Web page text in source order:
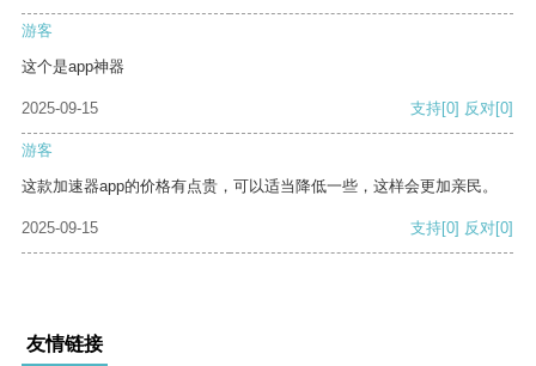
游客
这个是app神器
2025-09-15 支持[0] 反对[0]
游客
这款加速器app的价格有点贵，可以适当降低一些，这样会更加亲民。
2025-09-15 支持[0] 反对[0]
友情链接